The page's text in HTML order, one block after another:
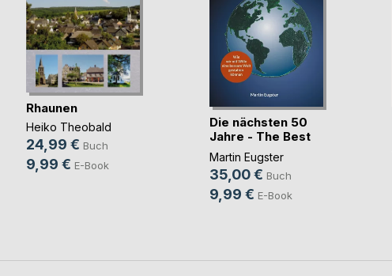
Rhaunen
Heiko Theobald
24,99 € Buch
9,99 € E-Book
Die nächsten 50
Jahre - The Best
Ever
Martin Eugster
35,00 € Buch
9,99 € E-Book